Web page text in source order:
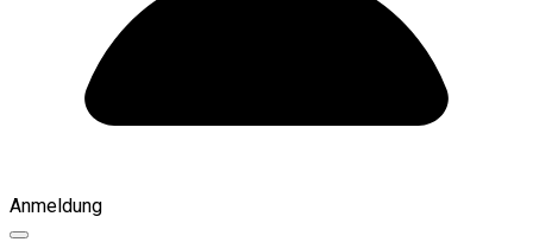
Anmeldung